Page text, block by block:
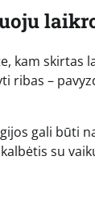
kam skirtas
ribas –
gali būti
su